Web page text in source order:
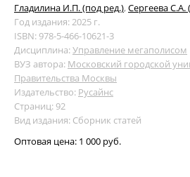
Гладилина И.П. (под ред.), Сергеева
Год издания: 2025 г.
ISBN: 978-5-466-10621-3
Дисциплина:Управление мегаполисом
ВУЗ автора: Московский городской
Правительства Москвы
Издательство: Русайнс
Страниц: 92
Вид издания: Сборник статей
Оптовая цена: 1 000 руб.